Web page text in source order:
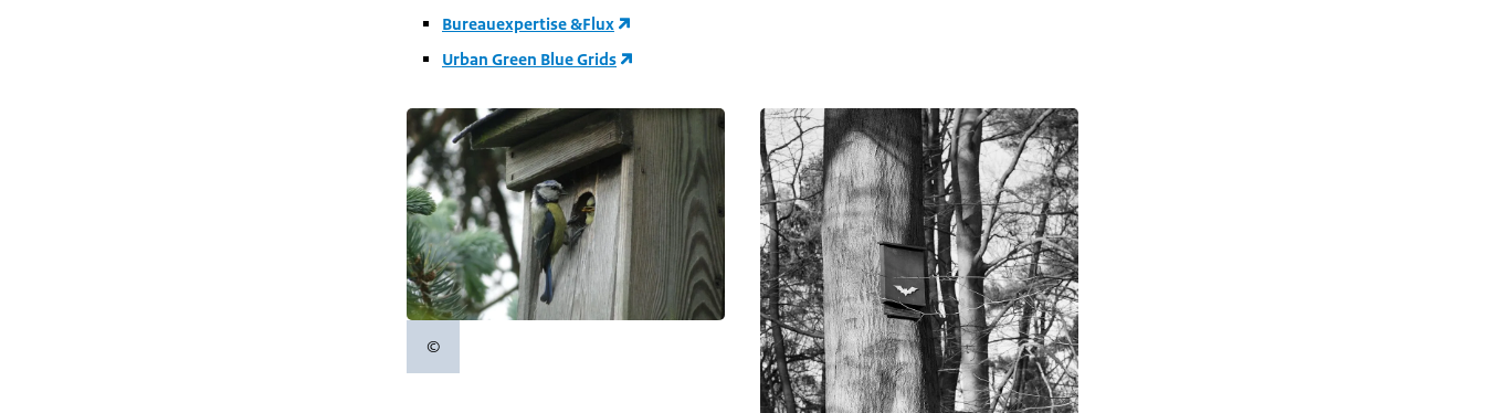
Bureauexpertise &Flux
Urban Green Blue Grids
©Copyrightinformatie